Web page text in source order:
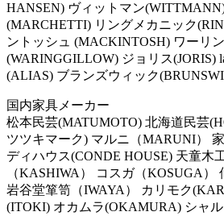
HANSEN) ヴィットマン
(MARCHETTI) リングメカニック
ントッシュ (MACKINTOSH) ワーリ
(WARINGGILLOW) ジョリス(JORIS)
(ALIAS) ブランズウィック
国内家具メーカー
松本民芸(MATUMOTO) 北海道民芸
ツツキマーク) マルニ（MARUNI）
ディハウス(CONDE HOUSE) 天童木
（KASHIWA） コスガ（KOSUGA）
岩谷堂箪笥（IWAYA） カリモク
(ITOKI) オカムラ(OKAMURA) シャ